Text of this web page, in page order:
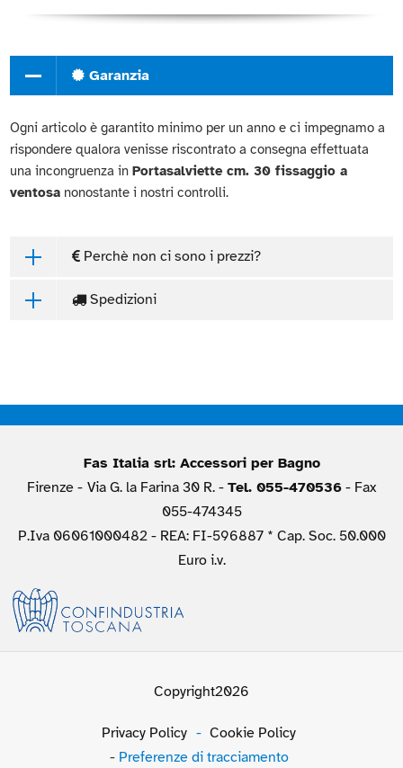
Garanzia
Ogni articolo è garantito minimo per un anno e ci impegnamo a
rispondere qualora venisse riscontrato a consegna effettuata
una incongruenza inPortasalviette cm. 30 fissaggio a
ventosa nonostante i nostri controlli.
Perchè non ci sono i prezzi?
Spedizioni
Fas Italia srl: Accessori per Bagno
Firenze - Via G. la Farina 30 R. - Tel. 055-470536 - Fax
055-474345
P.Iva 06061000482 - REA: FI-596887 * Cap. Soc. 50.000
Euro i.v.
Copyright2026
Privacy Policy - Cookie Policy
- Preferenze di tracciamento